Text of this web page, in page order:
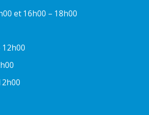
et 16h00 – 18h00
12h00